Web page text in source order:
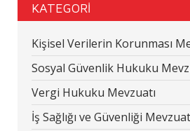
KATEGORİ
Kişisel Verilerin Korunması
Sosyal Güvenlik Hukuku
Vergi Hukuku Mevzuatı
İş Sağlığı ve Güvenliği